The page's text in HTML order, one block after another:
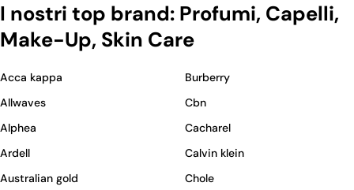
I nostri top brand: Profumi, Capelli,
Make-Up, Skin Care
Acca kappa
Allwaves
Alphea
Ardell
Australian gold
Burberry
Cbn
Cacharel
Calvin klein
Chole